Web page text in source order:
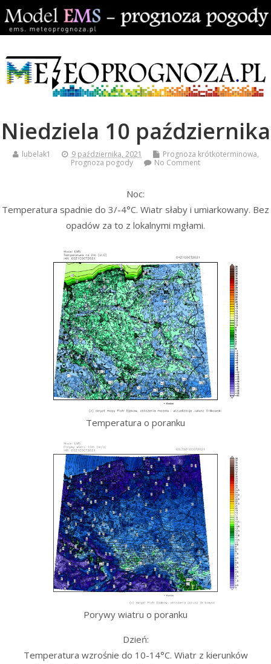
Niedziela 10 października
lubelak1 9 października, 2021 Prognoza krótkoterminowa,
Prognoza pogody
No Comment
Noc:
Temperatura spadnie do 3/-4°C. Wiatr słaby i umiarkowany. Bez
opadów za to z lokalnymi mgłami.
Temperatura o poranku
Porywy wiatru o poranku
Dzień:
Temperatura wzrośnie do 10-14°C. Wiatr z kierunków